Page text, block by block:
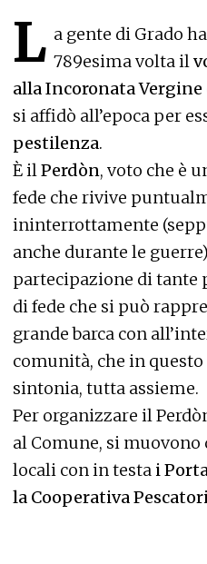
L a gente di Grado
789esima volta il
alla Incoronata Vergine
si affidò all’epoca per
pestilenza.
È ilPerdòn, voto che è
fede che rivive
ininterrottamente
anche durante le
partecipazione di tante
di fede che si può
grande barca con
comunità, che in
sintonia, tutta assieme.
Per organizzare il
al Comune, si
locali con in testa i
la Cooperativa